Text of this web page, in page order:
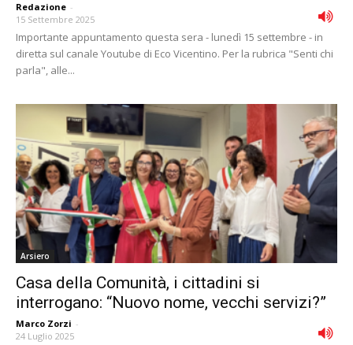
Redazione -
15 Settembre 2025
Importante appuntamento questa sera - lunedì 15 settembre - in
diretta sul canale Youtube di Eco Vicentino. Per la rubrica "Senti chi
parla", alle...
Arsiero
Casa della Comunità, i cittadini si
interrogano: “Nuovo nome, vecchi servizi?”
Marco Zorzi -
24 Luglio 2025